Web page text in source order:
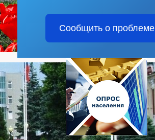
Сообщить о проблеме